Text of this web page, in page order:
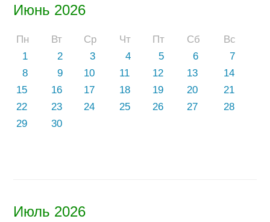
Июнь 2026
Пн Вт Ср Чт Пт Сб
Вс
1
2 3 4 5 6
7
8
9 10 11 12 13
14
15
16 17 18 19 20
21
22
23 24 25 26 27
28
29
30
Июль 2026